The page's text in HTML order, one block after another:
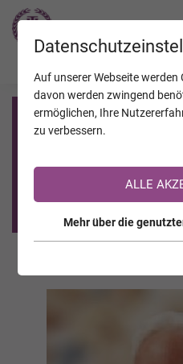
Registrierung
Sie sind noch nicht auf
>> zur
Auf unserer Webseite werden
davon werden zwingend
ermöglichen, Ihre
zu verbessern.
ALLE
Mehr über die
JAHRESTAGE